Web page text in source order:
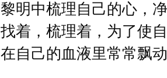
黎明中梳理自己的心，
找着，梳理着，为了使
在自己的血液里常常飘